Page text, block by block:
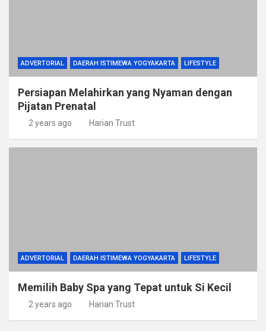
ADVERTORIAL DAERAH ISTIMEWA YOGYAKARTA LIFESTYLE
Persiapan Melahirkan yang Nyaman dengan
Pijatan Prenatal
2 years ago Harian Trust
ADVERTORIAL DAERAH ISTIMEWA YOGYAKARTA LIFESTYLE
Memilih Baby Spa yang Tepat untuk Si Kecil
2 years ago Harian Trust